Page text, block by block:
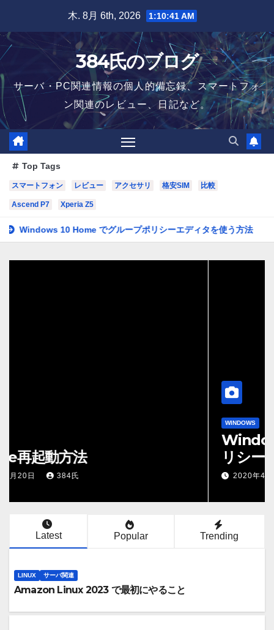
content
木. 8月 6th, 2026 1:10:42 AM
384氏のブログ
サーバ・PC関連情報の個人的備忘録、スマートフォ
ン関連のレビュー、日記など。
Top Tags
スマートフォン レビュー アクセサリ 格安SIM 比較
Ascend P7 Xperia Z5
10 Home でグループポリシーエディタを使う方法 玄箱にア
Windows 10 Home でグループポ
リシーエディタを使う方法
2020年4月19日
Latest Popular Trending
LINUX サーバ関連
Amazon Linux 2023 で最初にやること